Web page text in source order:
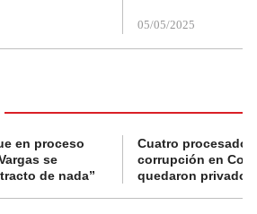
05/05/2025
en proceso
se
de nada”
Cuatro
corrupción en
quedaron